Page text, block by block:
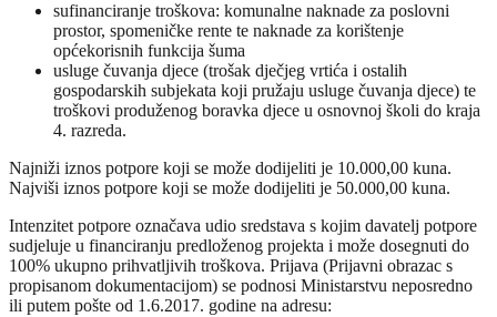
sufinanciranje troškova: komunalne naknade za poslovni
prostor, spomeničke rente te naknade za korištenje
općekorisnih funkcija šuma
usluge čuvanja djece (trošak dječjeg vrtića i ostalih
gospodarskih subjekata koji pružaju usluge čuvanja djece) te
troškovi produženog boravka djece u osnovnoj školi do kraja
4. razreda.
Najniži iznos potpore koji se može dodijeliti je 10.000,00 kuna.
Najviši iznos potpore koji se može dodijeliti je 50.000,00 kuna.
Intenzitet potpore označava udio sredstava s kojim davatelj potpore
sudjeluje u financiranju predloženog projekta i može dosegnuti do
100% ukupno prihvatljivih troškova. Prijava (Prijavni obrazac s
propisanom dokumentacijom) se podnosi Ministarstvu neposredno
ili putem pošte od 1.6.2017. godine na adresu: